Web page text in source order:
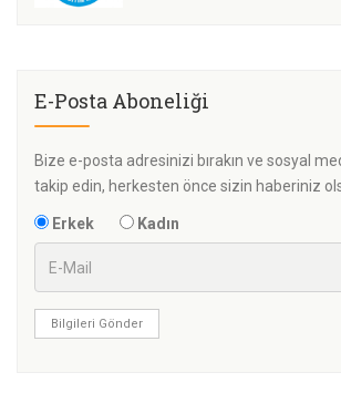
E-Posta Aboneliği
Bize e-posta adresinizi bırakın ve sosyal
takip edin, herkesten önce sizin haberiniz
Erkek Kadın
Bilgileri Gönder